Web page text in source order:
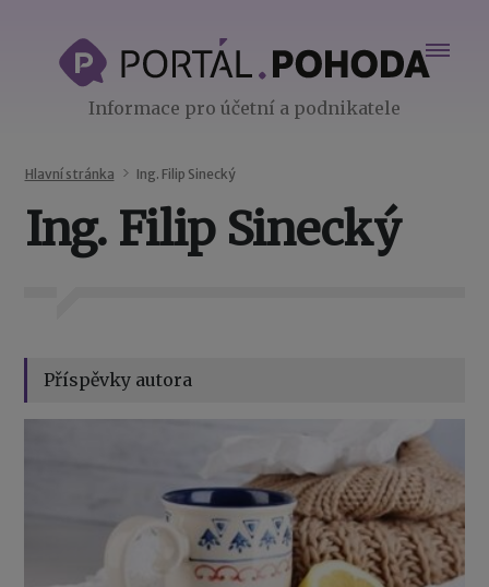
Informace pro účetní a podnikatele
Hlavní stránka Ing. Filip Sinecký
Ing. Filip Sinecký
Příspěvky autora